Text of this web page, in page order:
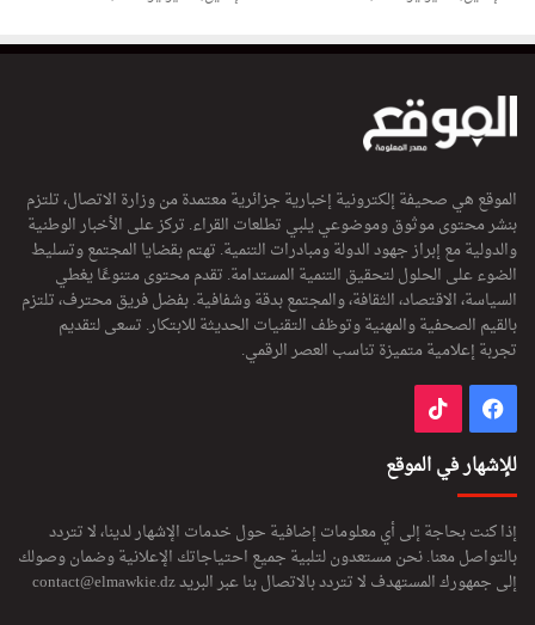
الموقع هي صحيفة إلكترونية إخبارية جزائرية معتمدة من وزارة الاتصال، تلتزم
بنشر محتوى موثوق وموضوعي يلبي تطلعات القراء. تركز على الأخبار الوطنية
والدولية مع إبراز جهود الدولة ومبادرات التنمية. تهتم بقضايا المجتمع وتسليط
الضوء على الحلول لتحقيق التنمية المستدامة. تقدم محتوى متنوعًا يغطي
السياسة، الاقتصاد، الثقافة، والمجتمع بدقة وشفافية. بفضل فريق محترف، تلتزم
بالقيم الصحفية والمهنية وتوظف التقنيات الحديثة للابتكار. تسعى لتقديم
تجربة إعلامية متميزة تناسب العصر الرقمي.
فيسبوك
للإشهار في الموقع
إذا كنت بحاجة إلى أي معلومات إضافية حول خدمات الإشهار لدينا، لا تتردد
بالتواصل معنا. نحن مستعدون لتلبية جميع احتياجاتك الإعلانية وضمان وصولك
إلى جمهورك المستهدف لا تتردد بالاتصال بنا عبر البريدcontact@elmawkie.dz